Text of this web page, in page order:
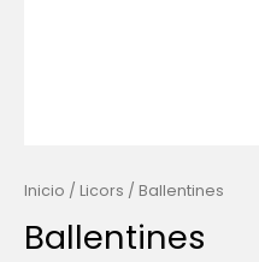
Inicio / Licors / Ballentines
Ballentines